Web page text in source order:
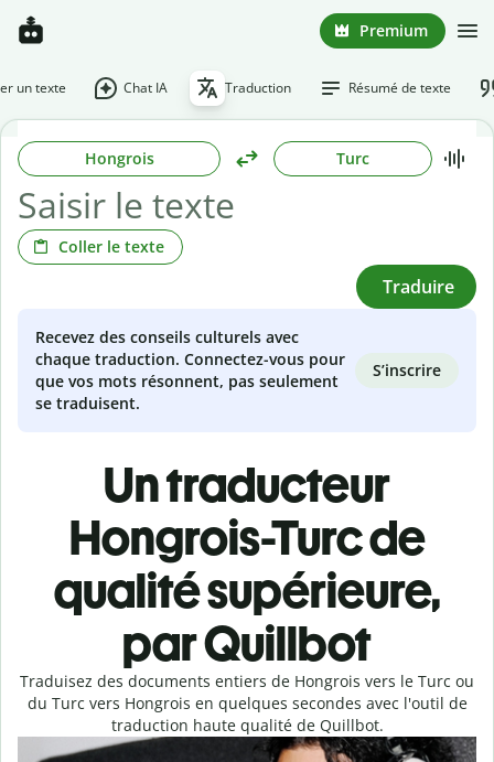
Premium
un texte Chat IA Traduction Résumé de texte
Hongrois Turc
Coller le texte
Traduire
Recevez des conseils culturels avec
chaque traduction. Connectez-vous pour
que vos mots résonnent, pas seulement
se traduisent.
S’inscrire
Un traducteur
Hongrois-Turc de
qualité supérieure,
par Quillbot
Traduisez des documents entiers de Hongrois vers le Turc ou
du Turc vers Hongrois en quelques secondes avec l'outil de
traduction haute qualité de Quillbot.